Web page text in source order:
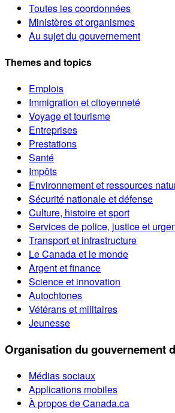
Toutes les coordonnées
Ministères et organismes
Au sujet du gouvernement
Themes and topics
Emplois
Immigration et citoyenneté
Voyage et tourisme
Entreprises
Prestations
Santé
Impôts
Environnement et ressources
Sécurité nationale et défense
Culture, histoire et sport
Services de police, justice et
Transport et infrastructure
Le Canada et le monde
Argent et finance
Science et innovation
Autochtones
Vétérans et militaires
Jeunesse
Organisation du gouvernement
Médias sociaux
Applications mobiles
À propos de Canada.ca